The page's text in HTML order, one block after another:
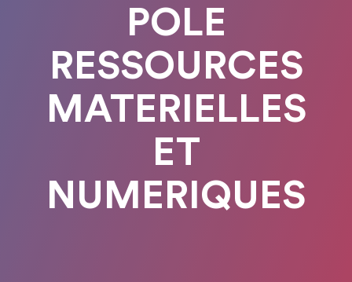
POLE
RESSOURCES
MATERIELLES
ET
NUMERIQUES